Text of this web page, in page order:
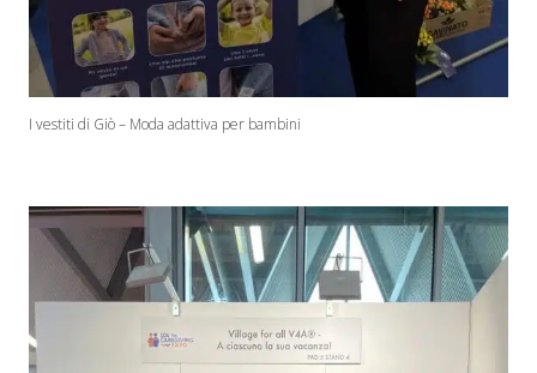
I vestiti di Giò – Moda adattiva per bambini